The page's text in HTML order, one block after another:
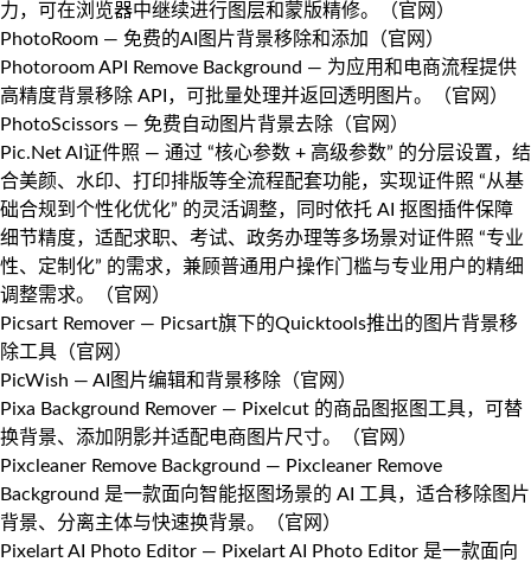
力，可在浏览器中继续进行图层和蒙版精修。（官网 ）
PhotoRoom — 免费的AI图片背景移除和添加（官网 ）
Photoroom API Remove Background — 为应用和电商流程提供
高精度背景移除 API，可批量处理并返回透明图片。（官网 ）
PhotoScissors — 免费自动图片背景去除（官网 ）
Pic.Net AI证件照 — 通过 “核心参数 + 高级参数” 的分层设置，结
合美颜、水印、打印排版等全流程配套功能，实现证件照 “从基
础合规到个性化优化” 的灵活调整，同时依托 AI 抠图插件保障
细节精度，适配求职、考试、政务办理等多场景对证件照 “专业
性、定制化” 的需求，兼顾普通用户操作门槛与专业用户的精细
调整需求。（官网 ）
Picsart Remover — Picsart旗下的Quicktools推出的图片背景移
除工具（官网 ）
PicWish — AI图片编辑和背景移除（官网 ）
Pixa Background Remover — Pixelcut 的商品图抠图工具，可替
换背景、添加阴影并适配电商图片尺寸。（官网 ）
Pixcleaner Remove Background — Pixcleaner Remove
Background 是一款面向智能抠图场景的 AI 工具，适合移除图片
背景、分离主体与快速换背景。（官网 ）
Pixelart AI Photo Editor — Pixelart AI Photo Editor 是一款面向